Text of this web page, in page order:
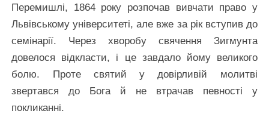
Перемишлі, 1864 року розпочав вивчати право у
Львівському університеті, але вже за рік вступив до
семінарії. Через хворобу свячення Зигмунта
довелося відкласти, і це завдало йому великого
болю. Проте святий у довірливій молитві
звертався до Бога й не втрачав певності у
покликанні.